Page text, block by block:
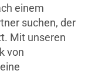
einem
suchen, der
Mit unseren
von